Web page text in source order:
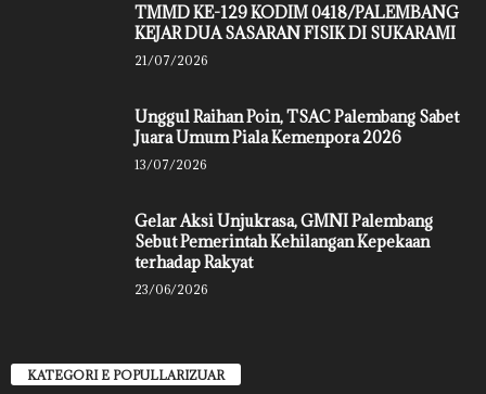
TMMD KE-129 KODIM 0418/PALEMBANG
KEJAR DUA SASARAN FISIK DI SUKARAMI
21/07/2026
Unggul Raihan Poin, TSAC Palembang Sabet
Juara Umum Piala Kemenpora 2026
13/07/2026
Gelar Aksi Unjukrasa, GMNI Palembang
Sebut Pemerintah Kehilangan Kepekaan
terhadap Rakyat
23/06/2026
KATEGORI E POPULLARIZUAR